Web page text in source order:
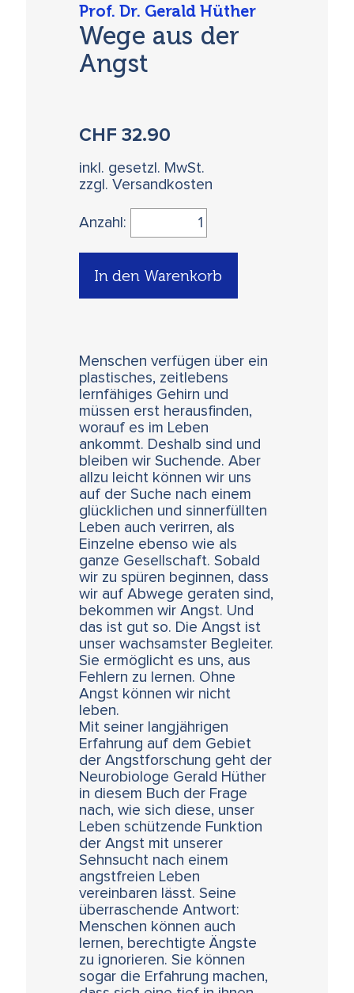
Prof. Dr. Gerald Hüther
Wege aus der
Angst
CHF32.90
inkl. gesetzl. MwSt.
zzgl. Versandkosten
Anzahl:
In den Warenkorb
Menschen verfügen über ein
plastisches, zeitlebens
lernfähiges Gehirn und
müssen erst herausfinden,
worauf es im Leben
ankommt. Deshalb sind und
bleiben wir Suchende. Aber
allzu leicht können wir uns
auf der Suche nach einem
glücklichen und sinnerfüllten
Leben auch verirren, als
Einzelne ebenso wie als
ganze Gesellschaft. Sobald
wir zu spüren beginnen, dass
wir auf Abwege geraten sind,
bekommen wir Angst. Und
das ist gut so. Die Angst ist
unser wachsamster Begleiter.
Sie ermöglicht es uns, aus
Fehlern zu lernen. Ohne
Angst können wir nicht
leben.
Mit seiner langjährigen
Erfahrung auf dem Gebiet
der Angstforschung geht der
Neurobiologe Gerald Hüther
in diesem Buch der Frage
nach, wie sich diese, unser
Leben schützende Funktion
der Angst mit unserer
Sehnsucht nach einem
angstfreien Leben
vereinbaren lässt. Seine
überraschende Antwort:
Menschen können auch
lernen, berechtigte Ängste
zu ignorieren. Sie können
sogar die Erfahrung machen,